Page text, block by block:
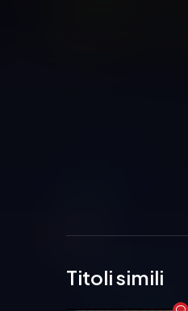
Titoli simili